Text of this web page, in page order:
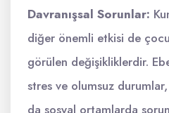
Davranışsal Sorunlar:
diğer önemli etkisi de
görülen değişikliklerdir.
stres ve olumsuz
da sosyal ortamlarda